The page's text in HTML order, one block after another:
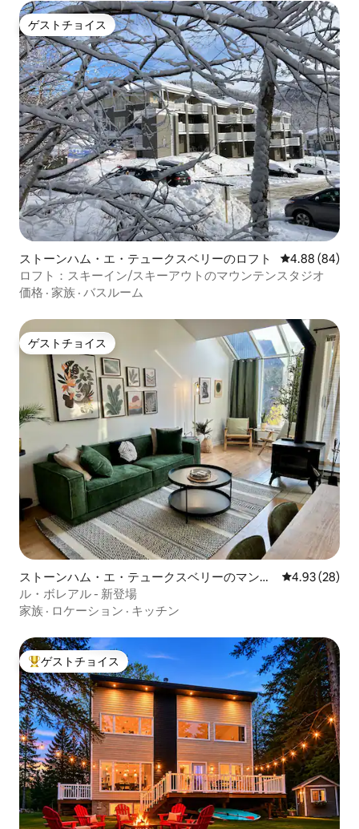
ゲストチョイス
ゲストチョイス
ストーンハム・エ・テュークスベリーのロフト レビュー84件
4.88 (84)
ロフト：スキーイン/スキーアウトのマウンテンスタジオ
価格 · 家族 · バスルーム
ゲストチョイス
ゲストチョイス
ストーンハム・エ・テュークスベリーのマンシ
ョン・アパート
レビュー28
4.93 (28)
ル・ボレアル - 新登場
家族 · ロケーション · キッチン
大好評のゲストチョイスです。
ゲストチョイス